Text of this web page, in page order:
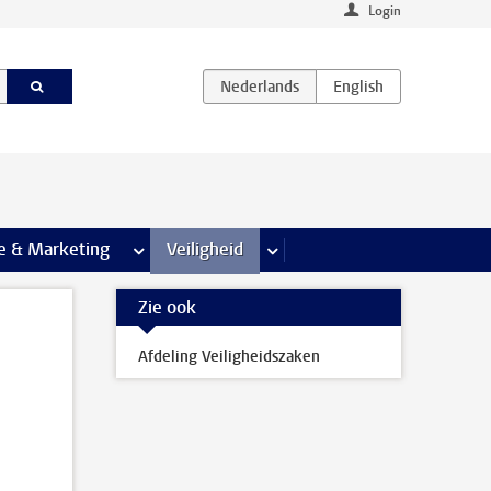
Login
& Marketing meer Communicatie & Marketing pagina’s
Veiligheid meer Veiligheid pagina’s
Zie ook
Afdeling Veiligheidszaken